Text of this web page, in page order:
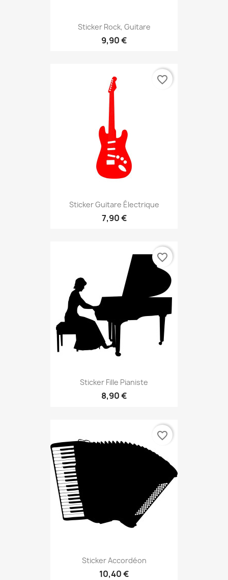
Sticker Rock, Guitare
9,90 €
Sticker Guitare Électrique
7,90 €
favorite_border
Sticker Fille Pianiste
8,90 €
favorite_border
Sticker Accordéon
10,40 €
favorite_border